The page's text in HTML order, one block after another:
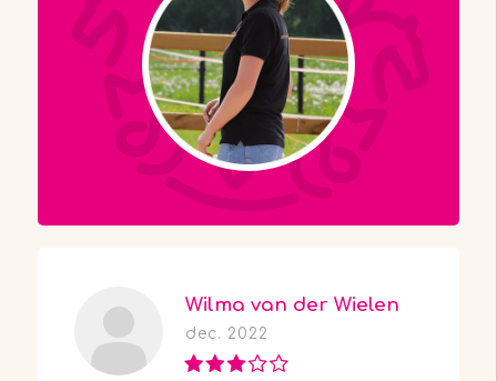
Wilma van der Wielen
dec. 2022